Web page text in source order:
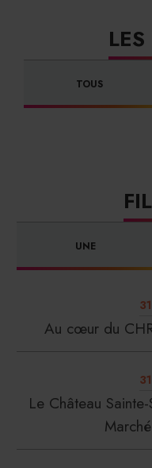
TOUS
UNE
Au cœur du
Le Château